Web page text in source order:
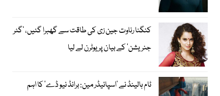
کنگنا رناوت جین زی کی طاقت سے گھبرا گئیں، ’گٹر
جنریشن‘ کے بیان پر یوٹرن لے لیا
ٹام ہالینڈ نے ’اسپائیڈر مین: برانڈ نیو ڈے‘ کا اہم